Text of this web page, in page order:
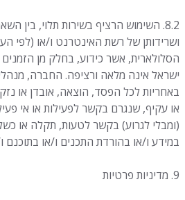
8.2. השימוש הרציף בשירות תלוי, בין
ושרידותן של רשת האינטרנט ו/או (לפי
הסלולארית, אשר כידוע, בחלק מן הזמנים
ישראל אינה מלאה ורציפה. החברה,
באחריות לכל הפסד, הוצאה, אובדן או
או עקיף, שנגרם בקשר לפעילות או אי
(ומבלי לגרוע) בקשר לטעות, תקלה או
במידע ו/או בהורדת התכנים ו/או
9. מדיניות פרטיות